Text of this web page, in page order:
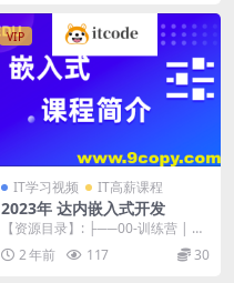
VIP
IT学习视频 IT高薪课程
2023年 达内嵌入式开发
【资源目录】: ├──00-训练营 | ├
──00-训练营_文件目录.txt 0...
2 年前 117 30